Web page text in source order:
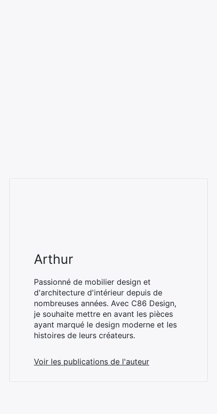
Arthur
Passionné de mobilier design et
d'architecture d'intérieur depuis de
nombreuses années. Avec C86 Design,
je souhaite mettre en avant les pièces
ayant marqué le design moderne et les
histoires de leurs créateurs.
Voir les publications de l'auteur